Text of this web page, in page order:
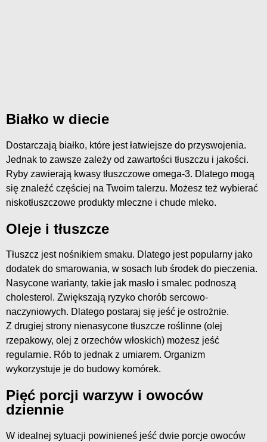
Białko w diecie
Dostarczają białko, które jest łatwiejsze do przyswojenia.
Jednak to zawsze zależy od zawartości tłuszczu i jakości.
Ryby zawierają kwasy tłuszczowe omega-3. Dlatego mogą
się znaleźć częściej na Twoim talerzu. Możesz też wybierać
niskotłuszczowe produkty mleczne i chude mleko.
Oleje i tłuszcze
Tłuszcz jest nośnikiem smaku. Dlatego jest popularny jako
dodatek do smarowania, w sosach lub środek do pieczenia.
Nasycone warianty, takie jak masło i smalec podnoszą
cholesterol. Zwiększają ryzyko chorób sercowo-
naczyniowych. Dlatego postaraj się jeść je ostrożnie.
Z drugiej strony nienasycone tłuszcze roślinne (olej
rzepakowy, olej z orzechów włoskich) możesz jeść
regularnie. Rób to jednak z umiarem. Organizm
wykorzystuje je do budowy komórek.
Pięć porcji warzyw i owoców
dziennie
W idealnej sytuacji powinieneś jeść dwie porcje owoców